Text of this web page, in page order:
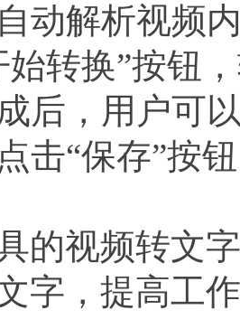
动解析视频
始转换”按钮
后，用户可
击“保存”按
的视频转文
字，提高工